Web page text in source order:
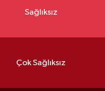
Sağlıksız
Çok Sağlıksız